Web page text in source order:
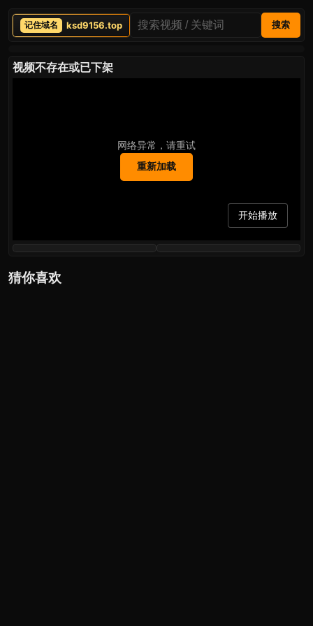
ksd9156.top 搜索
视频不存在或已下架
网络异常，请重试
重新加载
开始播放
猜你喜欢